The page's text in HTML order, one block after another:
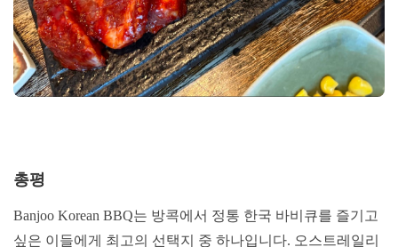
총평
Banjoo Korean BBQ는 방콕에서 정통 한국 바비큐를 즐기고
싶은 이들에게 최고의 선택지 중 하나입니다. 오스트레일리